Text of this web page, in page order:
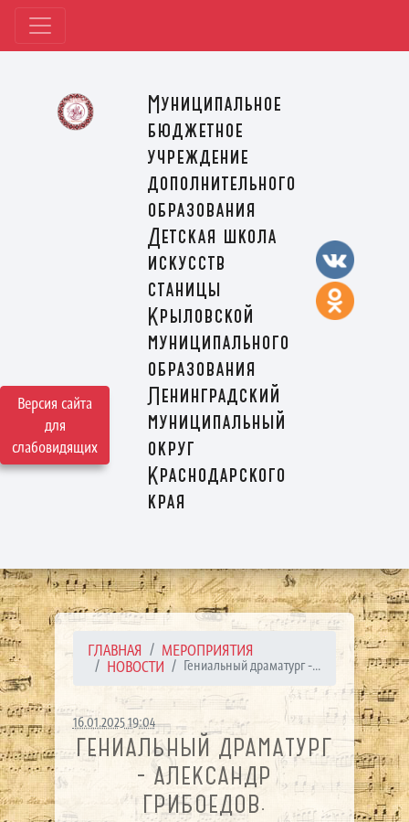
Версия сайта
для
слабовидящих
Муниципальное
бюджетное
учреждение
дополнительного
образования
Детская школа
искусств
станицы
Крыловской
муниципального
образования
Ленинградский
муниципальный
округ
Краснодарского
края
ГЛАВНАЯ
МЕРОПРИЯТИЯ
НОВОСТИ
Гениальный драматург -...
16.01.2025 19:04
ГЕНИАЛЬНЫЙ ДРАМАТУРГ
- АЛЕКСАНДР
ГРИБОЕДОВ.